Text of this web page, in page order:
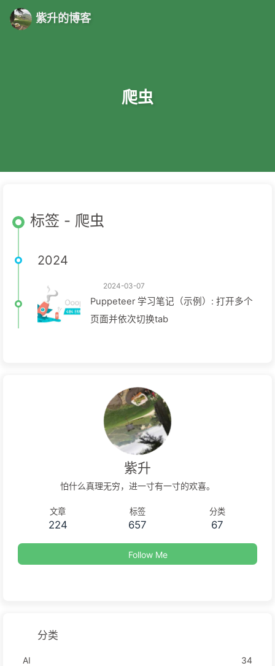
紫升的博客
爬虫
标签 - 爬虫
2024
2024-03-07
Puppeteer 学习笔记（示例）: 打开多个
页面并依次切换tab
紫升
怕什么真理无穷，进一寸有一寸的欢喜。
文章
224
标签
657
分类
67
Follow Me
分类
AI 34